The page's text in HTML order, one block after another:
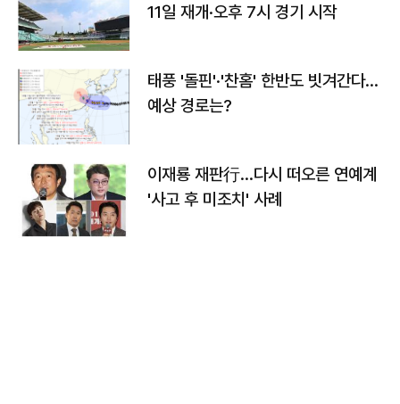
11일 재개·오후 7시 경기 시작
태풍 '돌핀'·'찬홈' 한반도 빗겨간다…
예상 경로는?
이재룡 재판行…다시 떠오른 연예계
'사고 후 미조치' 사례